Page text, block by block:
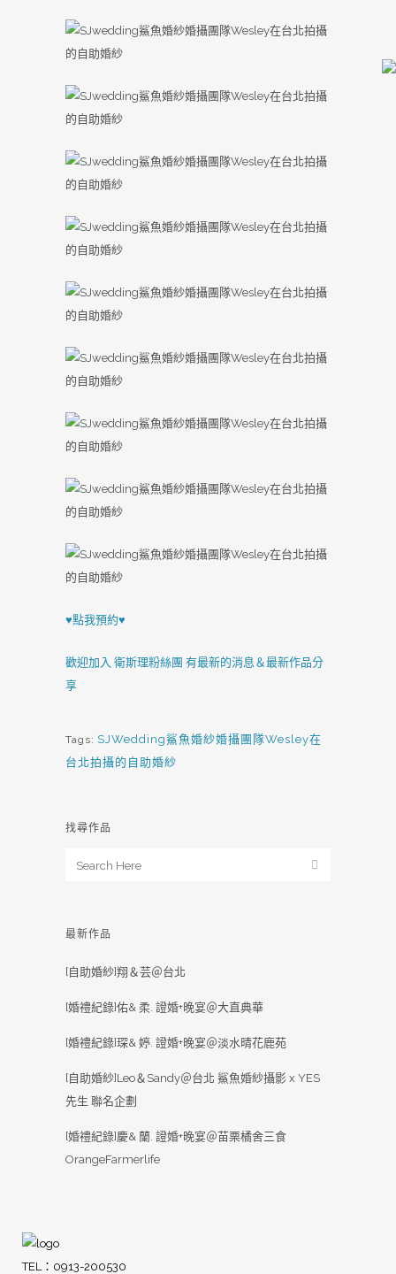
♥點我預約♥
歡迎加入 衛斯理粉絲團 有最新的消息＆最新作品分
享
Tags: SJWedding鯊魚婚紗婚攝團隊Wesley在
台北拍攝的自助婚紗
找尋作品
最新作品
[自助婚紗]翔＆芸＠台北
[婚禮紀錄]佑& 柔. 證婚+晚宴＠大直典華
[婚禮紀錄]琛& 婷. 證婚+晚宴＠淡水晴花鹿苑
[自助婚紗]Leo＆Sandy＠台北 鯊魚婚紗攝影 x YES
先生 聯名企劃
[婚禮紀錄]慶& 蘭. 證婚+晚宴＠苗栗橘舍三食
OrangeFarmerlife
TEL：0913-200530